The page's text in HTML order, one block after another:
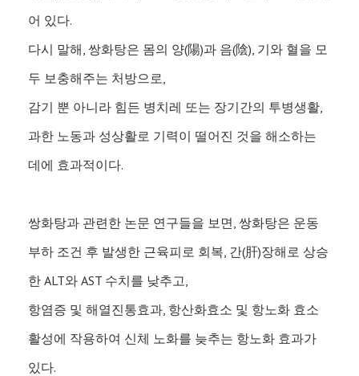
어 있다.
다시 말해, 쌍화탕은 몸의 양(陽)과 음(陰), 기와 혈을 모
두 보충해주는 처방으로,
감기 뿐 아니라 힘든 병치레 또는 장기간의 투병생활,
과한 노동과 성상활로 기력이 떨어진 것을 해소하는
데에 효과적이다.
쌍화탕과 관련한 논문 연구들을 보면, 쌍화탕은 운동
부하 조건 후 발생한 근육피로 회복, 간(肝)장해로 상승
한 ALT와 AST 수치를 낮추고,
항염증 및 해열진통효과, 항산화효소 및 항노화 효소
활성에 작용하여 신체 노화를 늦추는 항노화 효과가
있다.